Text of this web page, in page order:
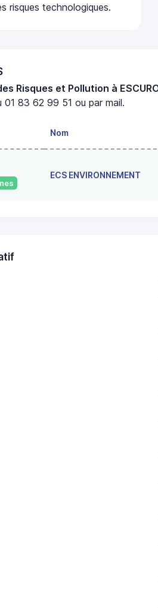
risques technologiques.
Risques et Pollution à
01 83 62 99 51 ou par mail.
Nom
ECS ENVIRONNEMENT